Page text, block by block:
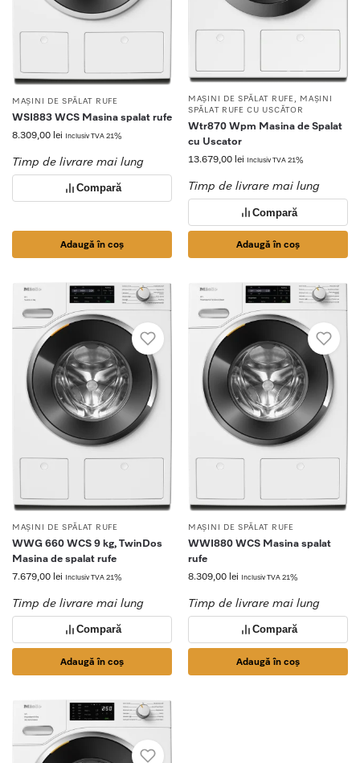
MAȘINI DE SPĂLAT RUFE
WSI883 WCS Masina spalat rufe
8.309,00 lei Inclusiv TVA 21%
Timp de livrare mai lung
Compară
Adaugă în coș
MAȘINI DE SPĂLAT RUFE
MAȘINI
SPĂLAT RUFE CU USCĂTOR
Wtr870 Wpm Masina de Spalat
cu Uscator
13.679,00 lei Inclusiv TVA 21%
Timp de livrare mai lung
Compară
Adaugă în coș
MAȘINI DE SPĂLAT RUFE
WWG 660 WCS 9 kg, TwinDos
Masina de spalat rufe
7.679,00 lei Inclusiv TVA 21%
Timp de livrare mai lung
Compară
Adaugă în coș
MAȘINI DE SPĂLAT RUFE
WWI880 WCS Masina spalat
rufe
8.309,00 lei Inclusiv TVA 21%
Timp de livrare mai lung
Compară
Adaugă în coș